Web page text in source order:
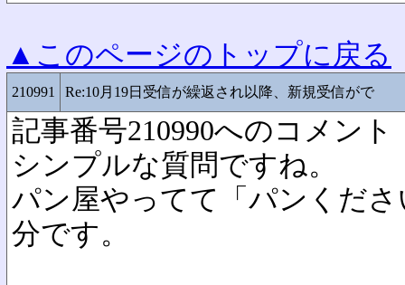
▲このページのトップに戻る
210991 Re:10月19日受信が繰返され以降、新規受信がで
記事番号210990へのコメント
シンプルな質問ですね。
パン屋やってて「パンくだ
分です。